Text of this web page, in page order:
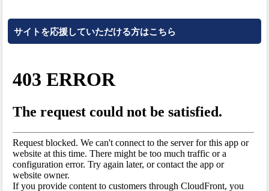
サイトを応援していただける方はこちら